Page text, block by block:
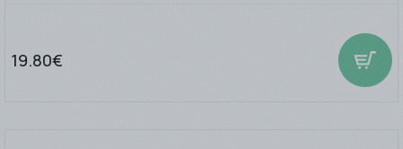
19.80€